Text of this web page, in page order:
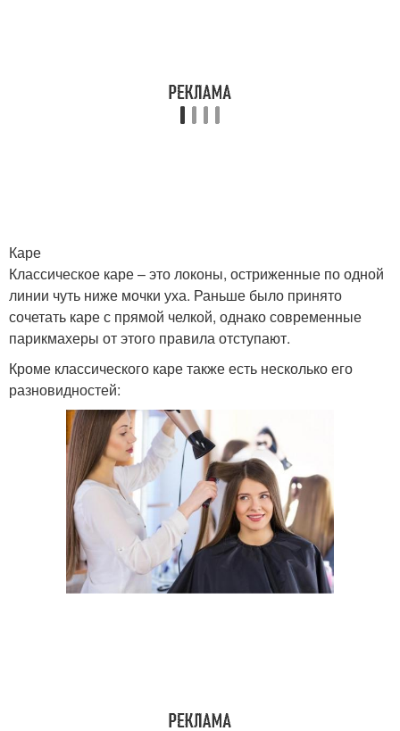
Каре
Классическое каре – это локоны, остриженные по одной
линии чуть ниже мочки уха. Раньше было принято
сочетать каре с прямой челкой, однако современные
парикмахеры от этого правила отступают.
Кроме классического каре также есть несколько его
разновидностей: